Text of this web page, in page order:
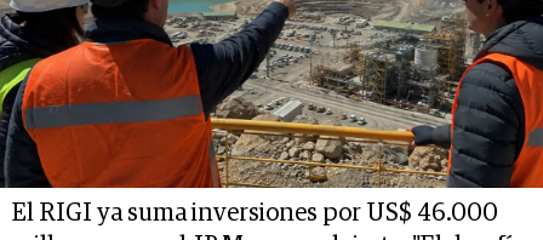
El RIGI ya suma inversiones por US$ 46.000